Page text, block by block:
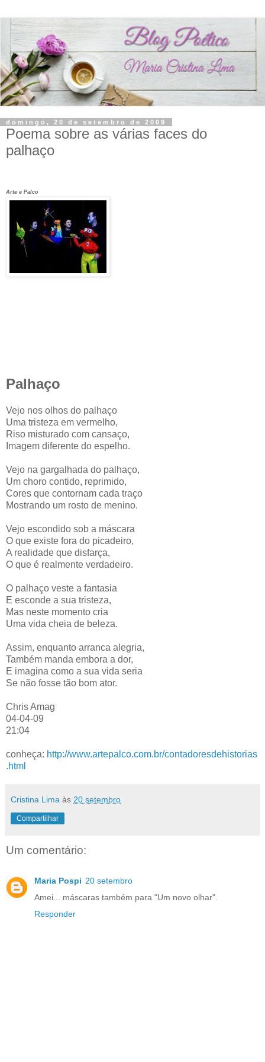
domingo, 20 de setembro de 2009
Poema sobre as várias faces do
palhaço
Arte e Palco
Palhaço
Vejo nos olhos do palhaço
Uma tristeza em vermelho,
Riso misturado com cansaço,
Imagem diferente do espelho.
Vejo na gargalhada do palhaço,
Um choro contido, reprimido,
Cores que contornam cada traço
Mostrando um rosto de menino.
Vejo escondido sob a máscara
O que existe fora do picadeiro,
A realidade que disfarça,
O que é realmente verdadeiro.
O palhaço veste a fantasia
E esconde a sua tristeza,
Mas neste momento cria
Uma vida cheia de beleza.
Assim, enquanto arranca alegria,
Também manda embora a dor,
E imagina como a sua vida seria
Se não fosse tão bom ator.
Chris Amag
04-04-09
21:04
conheça: http://www.artepalco.com.br/contadoresdehistorias
.html
Cristina Lima às 20 setembro
Compartilhar
Um comentário:
Maria Pospi 20 setembro
Amei... máscaras também para "Um novo olhar".
Responder